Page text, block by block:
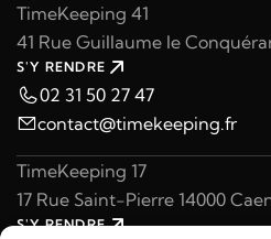
TimeKeeping 41
41 Rue Guillaume le
S'Y RENDRE
02 31 50 27 47
contact@timekeeping.fr
TimeKeeping 17
17 Rue Saint-Pierre 14000
S'Y RENDRE